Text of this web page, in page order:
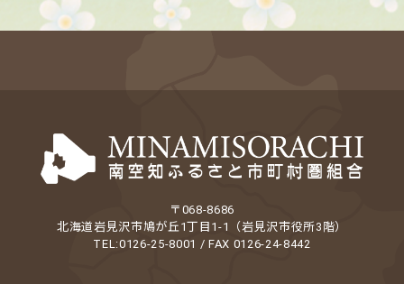
〒068-8686
北海道岩見沢市鳩が丘1丁目1-1（岩見沢市役所3階）
TEL:0126-25-8001 / FAX 0126-24-8442